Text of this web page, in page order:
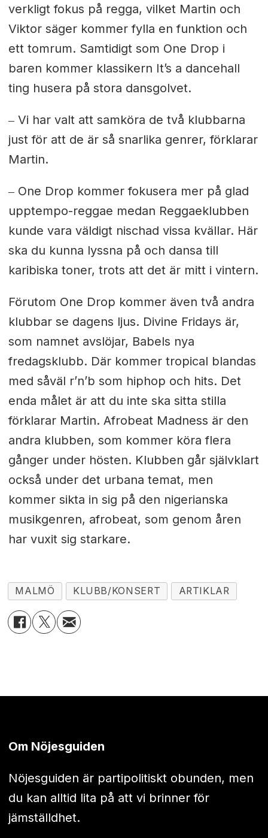
verkligt fokus på regga, vilket Martin och
Viktor säger kommer fylla en funktion och
ett tomrum. Samtidigt som One Drop i
baren kommer klassikern It’s a dancehall
ting husera på stora dansgolvet.
‒ Vi har valt att samköra de två klubbarna
just för att de är så snarlika genrer, förklarar
Martin.
‒ One Drop kommer fokusera mer på glad
upptempo-reggae medan Reggaeklubben
kunde vara väldigt nischad vissa kvällar. Här
ska du kunna lyssna på och dansa till
karibiska toner, trots att det är mitt i vintern.
Förutom One Drop kommer även två andra
klubbar se dagens ljus. Divine Fridays är,
som namnet avslöjar, Babels nya
fredagsklubb. Där kommer tropical blandas
med såväl r’n’b som hiphop och hits. Det
enda målet är att du inte ska sitta stilla
förklarar Martin. Afrobeat Madness är den
andra klubben, som kommer köra flera
gånger under hösten. Klubben går självklart
också under det urbana temat, men
kommer sikta in sig på den nigerianska
musikgenren, afrobeat, som genom åren
har vuxit sig starkare.
MALMÖ KLUBB/KONSERT ARTIKLAR
Om Nöjesguiden
Nöjesguiden är partipolitiskt obunden, men
du kan alltid lita på att vi brinner för
jämställdhet.